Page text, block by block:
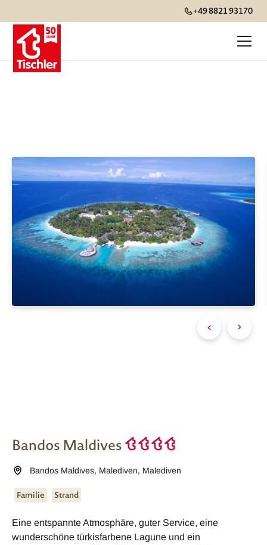
+49 8821 93170
Bandos Maldives
Bandos Maldives, Malediven, Malediven
Familie Strand
Eine entspannte Atmosphäre, guter Service, eine
wunderschöne türkisfarbene Lagune und ein